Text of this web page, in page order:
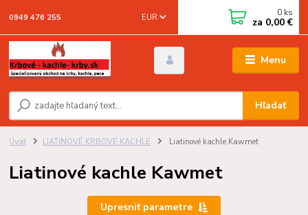
Menu
EUR
Hľadať
0949 476 255 0 ks
za 0,00 €
Úvod LIATINOVÉ KRBOVÉ KACHLE Liatinové kachle Kawmet
Liatinové kachle Kawmet
Upresniť parametre